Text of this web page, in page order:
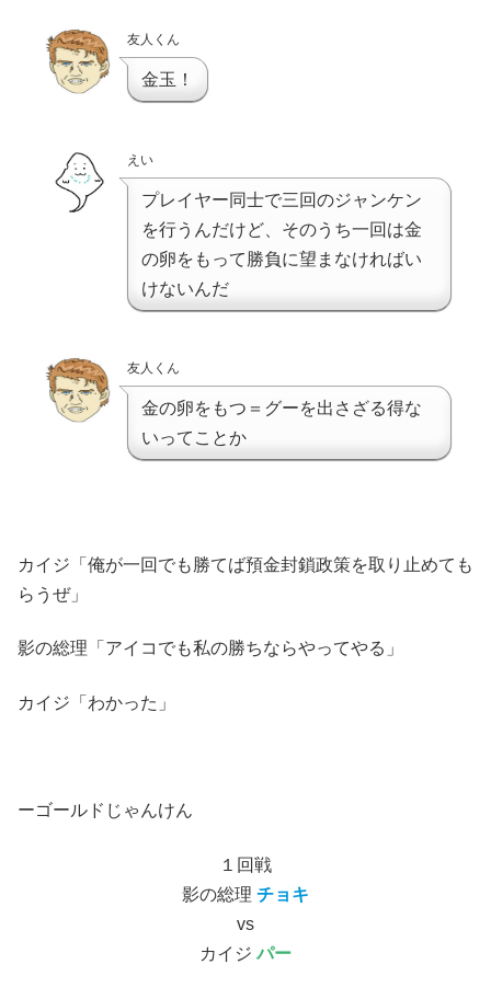
友人くん
金玉！
えい
プレイヤー同士で三回のジャンケン
を行うんだけど、そのうち一回は金
の卵をもって勝負に望まなければい
けないんだ
友人くん
金の卵をもつ＝グーを出さざる得な
いってことか
カイジ「俺が一回でも勝てば預金封鎖政策を取り止めても
らうぜ」
影の総理「アイコでも私の勝ちならやってやる」
カイジ「わかった」
ーゴールドじゃんけん
１回戦
影の総理 チョキ
vs
カイジ パー